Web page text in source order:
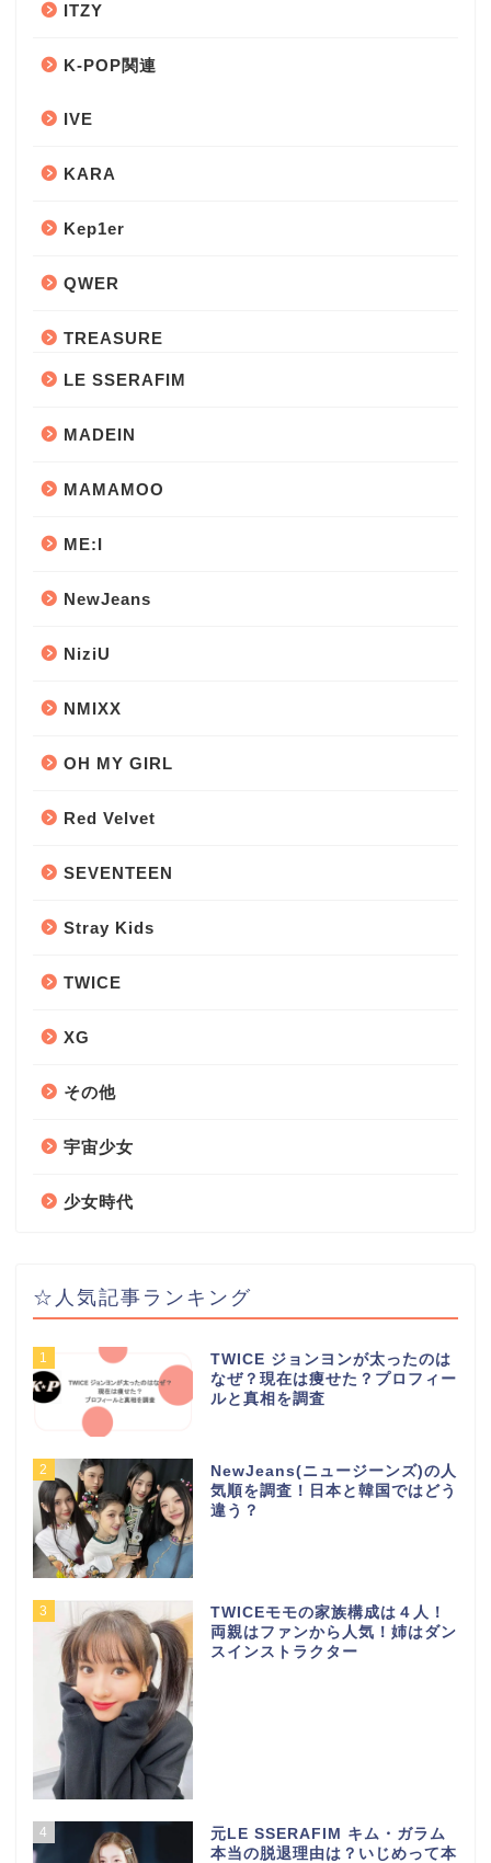
ITZY
K-POP関連
IVE
KARA
Kep1er
QWER
TREASURE
LE SSERAFIM
MADEIN
MAMAMOO
ME:I
NewJeans
NiziU
NMIXX
OH MY GIRL
Red Velvet
SEVENTEEN
Stray Kids
TWICE
XG
その他
宇宙少女
少女時代
☆人気記事ランキング
1
TWICE ジョンヨンが太ったのは
なぜ？現在は痩せた？プロフィー
ルと真相を調査
2
NewJeans(ニュージーンズ)の人
気順を調査！日本と韓国ではどう
違う？
3
TWICEモモの家族構成は４人！
両親はファンから人気！姉はダン
スインストラクター
4
元LE SSERAFIM キム・ガラム
本当の脱退理由は？いじめって本